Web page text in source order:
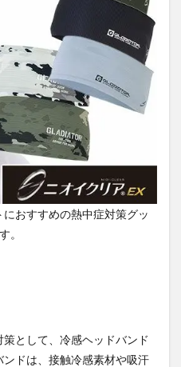
おすすめの熱中症対策グッ
。
として、冷感ヘッドバンド
ドは、接触冷感素材や吸汗